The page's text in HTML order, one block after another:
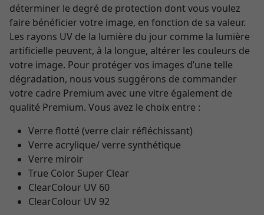
déterminer le degré de protection dont vous voulez
faire bénéficier votre image, en fonction de sa valeur.
Les rayons UV de la lumière du jour comme la lumière
artificielle peuvent, à la longue, altérer les couleurs de
votre image. Pour protéger vos images d’une telle
dégradation, nous vous suggérons de commander
votre cadre Premium avec une vitre également de
qualité Premium. Vous avez le choix entre :
Verre flotté (verre clair réfléchissant)
Verre acrylique/ verre synthétique
Verre miroir
True Color Super Clear
ClearColour UV 60
ClearColour UV 92